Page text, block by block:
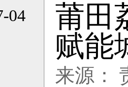
04
莆田
赋能
来源：